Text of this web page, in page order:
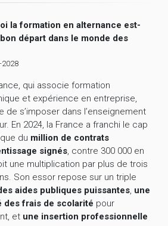
la formation en alternance est-
départ dans le monde des
2028
qui associe formation
et expérience en entreprise,
de s’imposer dans l’enseignement
En 2024, la France a franchi le cap
du million de contrats
signés, contre 300 000 en
une multiplication par plus de trois
Son essor repose sur un triple
aides publiques puissantes, une
des frais de scolarité pour
et une insertion professionnelle